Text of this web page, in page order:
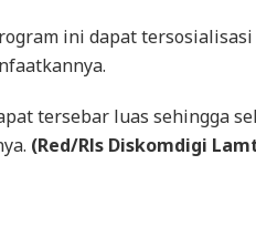
ini dapat
tersebar luas sehingga
(Red/Rls Diskomdigi